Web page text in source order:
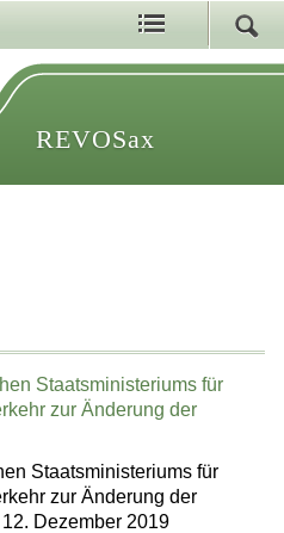
REVOSax
Staatsministeriums für
zur Änderung der
Staatsministeriums für
zur Änderung der
Dezember 2019